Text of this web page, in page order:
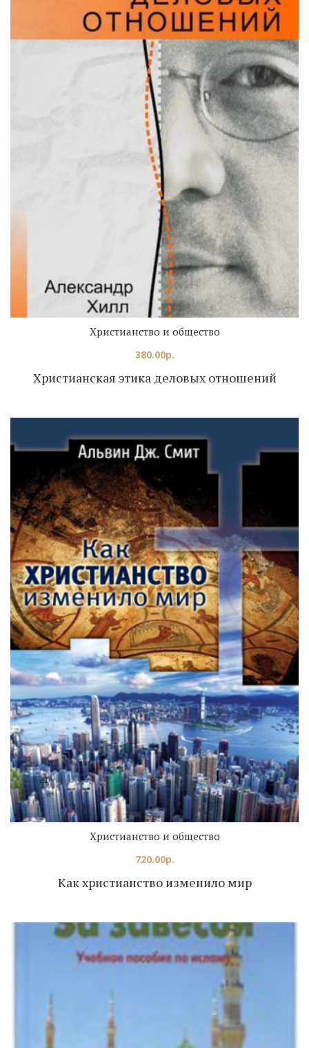
Христианская этика деловых отношений
Христианство и общество
380.00р.
Как христианство изменило мир
Христианство и общество
720.00р.